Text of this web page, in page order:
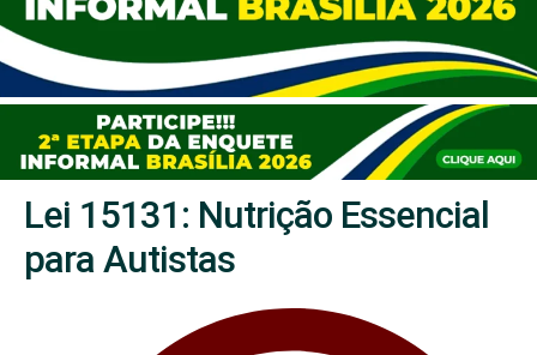
Lei 15131: Nutrição Essencial
para Autistas